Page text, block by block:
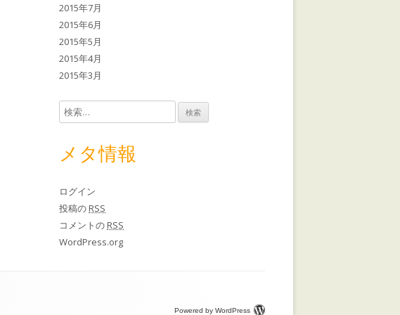
2015年7月
2015年6月
2015年5月
2015年4月
2015年3月
検索:
メタ情報
ログイン
投稿のRSS
コメントのRSS
WordPress.org
Powered by WordPress